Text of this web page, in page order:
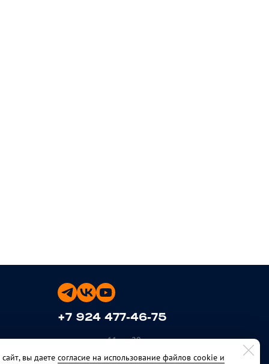
+7 924 477-46-75
ежедневно с 11 до 20
вы даете согласие на использование файлов cookie и